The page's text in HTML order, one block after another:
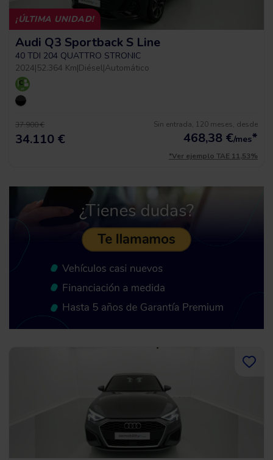
¡ÚLTIMA UNIDAD!
Audi Q3 Sportback S Line
40 TDI 204 QUATTRO STRONIC
2024|52.364 Km|Diésel|Automático
37.900 €
34.110 €
Sin entrada, 120 meses, desde
468,38 €/mes*
*Ver ejemplo TAE 11,53%